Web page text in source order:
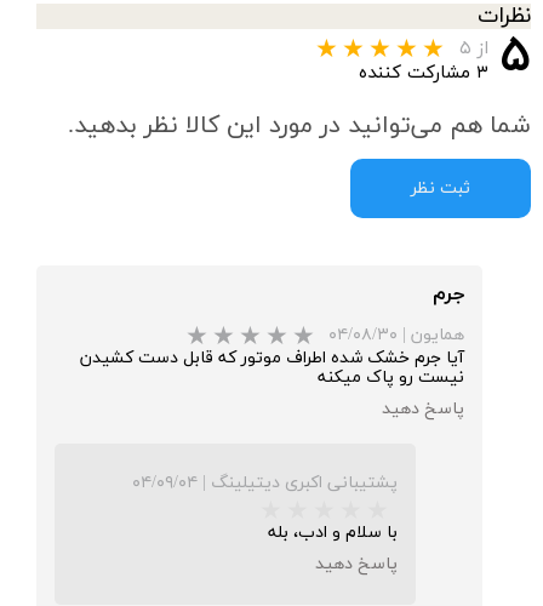
نظرات
۵ از ۵
۳ مشارکت کننده
شما هم می‌توانید در مورد این کالا نظر بدهید.
ثبت نظر
جرم
همایون | ۰۴/۰۸/۳۰
آیا جرم خشک شده اطراف موتور که قابل دست کشیدن
نیست رو پاک میکنه
پاسخ دهید
پشتیبانی اکبری دیتیلینگ | ۰۴/۰۹/۰۴
با سلام و ادب، بله
پاسخ دهید